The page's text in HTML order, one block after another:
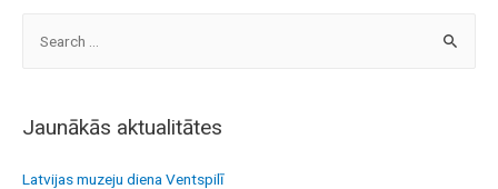
h
Jaunākās aktualitātes
Latvijas muzeju diena Ventspilī